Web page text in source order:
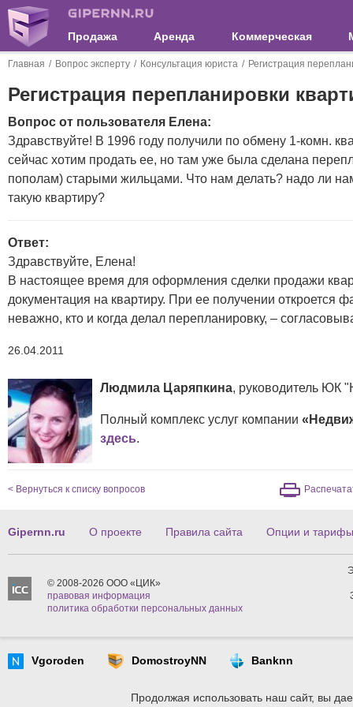
Продажа Аренда Коммерческая
Главная Вопрос эксперту Консультация юриста Регистрация
Регистрация перепланировки
Вопрос от пользователя Елена:
Здравствуйте! В 1996 году получили по обмену 1-комн.
сейчас хотим продать ее, но там уже была сделана
пополам) старыми жильцами. Что нам делать? надо ли
такую квартиру?
Ответ:
Здравствуйте, Елена!
В настоящее время для оформления сделки продажи
документация на квартиру. При ее получении откроется
неважно, кто и когда делал перепланировку, –
26.04.2011
Людмила Царяпкина, руководитель ЮК
Полный комплекс услуг компании
здесь.
< Вернуться к списку вопросов
Gipernn.ru О проекте Правила сайта Опции и тарифы
© 2008-2026 ООО «ЦИК»
правовая информация
политика обработки персональных данных
Vgoroden DomostroyNN Banknn
Продолжая использовать наш сайт, вы